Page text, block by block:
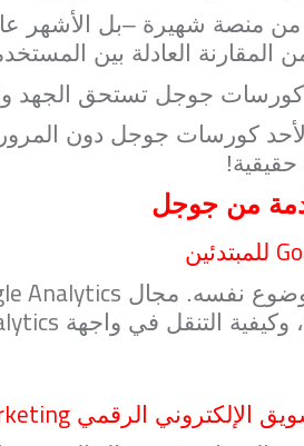
منصة شهيرة –بل الأشهر
المقارنة العادلة بين
كورسات جوجل تستحق الجهد
كورسات جوجل دون المرور
من جوجل
للمبتدئين
نفسه. مجال Analytics
وكيفية التنقل في واجهة
الإلكتروني الرقمي